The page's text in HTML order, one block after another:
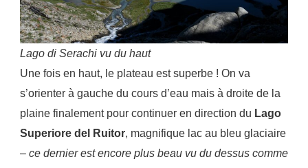
Lago di Serachi vu du haut
Une fois en haut, le plateau est superbe ! On va
s’orienter à gauche du cours d’eau mais à droite de la
plaine finalement pour continuer en direction du Lago
Superiore del Ruitor, magnifique lac au bleu glaciaire
– ce dernier est encore plus beau vu du dessus comme